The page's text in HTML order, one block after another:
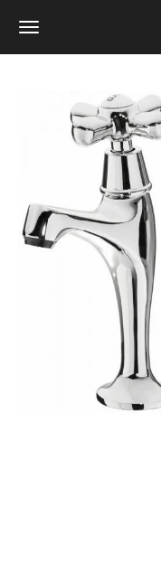
Ga
hoofdinhoud